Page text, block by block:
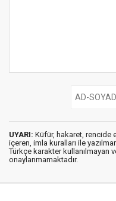
UYARI: Küfür, hakaret, rencide
içeren, imla kuralları ile
Türkçe karakter kullanılmayan
onaylanmamaktadır.